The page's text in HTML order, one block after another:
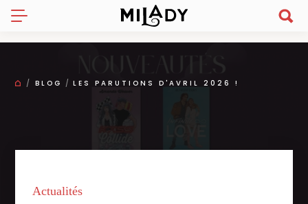
BLOG LES PARUTIONS D'AVRIL 2026 !
Actualités